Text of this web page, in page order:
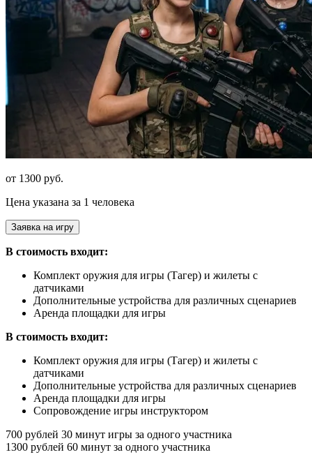
от 1300 руб.
Цена указана за 1 человека
Заявка на игру
В стоимость входит:
Комплект оружия для игры (Тагер) и жилеты с
датчиками
Дополнительные устройства для различных сценариев
Аренда площадки для игры
В стоимость входит:
Комплект оружия для игры (Тагер) и жилеты с
датчиками
Дополнительные устройства для различных сценариев
Аренда площадки для игры
Сопровождение игры инструктором
700 рублей 30 минут игры за одного участника
1300 рублей 60 минут за одного участника